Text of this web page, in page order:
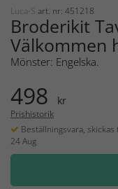
Luca-S art. nr: 451218
Broderikit
Välkommen
Mönster: Engelska.
498 kr
Prishistorik
Beställningsvara, skickas
24 Aug